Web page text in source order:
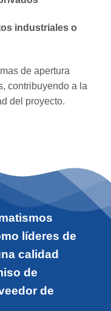
industriales o
de apertura
contribuyendo a la
del proyecto.
líderes de
calidad
de
de